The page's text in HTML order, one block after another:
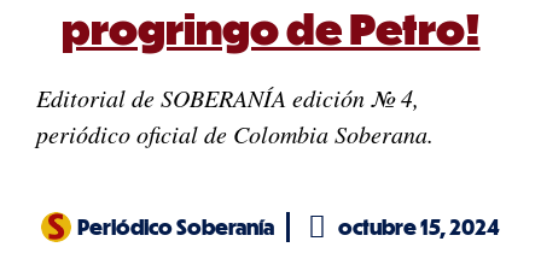
progringo de Petro!
Editorial de SOBERANÍA edición № 4,
periódico oficial de Colombia Soberana.
Periódico Soberanía octubre 15, 2024